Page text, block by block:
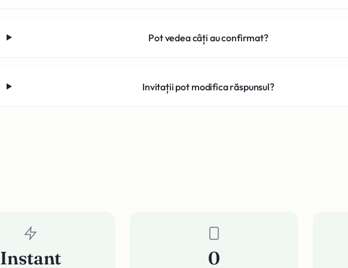
Pot vedea câți au confirmat?
Invitații pot modifica răspunsul?
Instant 0